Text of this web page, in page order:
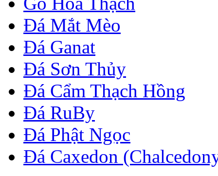
Đá Mắt Mèo
Đá Ganat
Đá Sơn Thủy
Đá Cẩm Thạch Hồng
Đá RuBy
Đá Phật Ngọc
Đá Caxedon